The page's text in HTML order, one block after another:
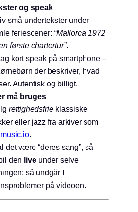
og speak
små undertekster under
feriescener: “Mallorca 1972
første chartertur”.
kort speak på smartphone –
der beskriver, hvad
Autentisk og billigt.
må bruges
rettighedsfrie klassiske
eller jazz fra arkiver som
.
det være “deres sang”, så
den live under selve
så undgår I
på videoen.